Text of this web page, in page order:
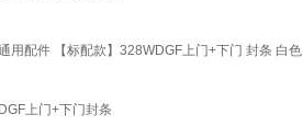
用配件 【标配款】328WDGF上门+下门 封条 白色
上门+下门封条